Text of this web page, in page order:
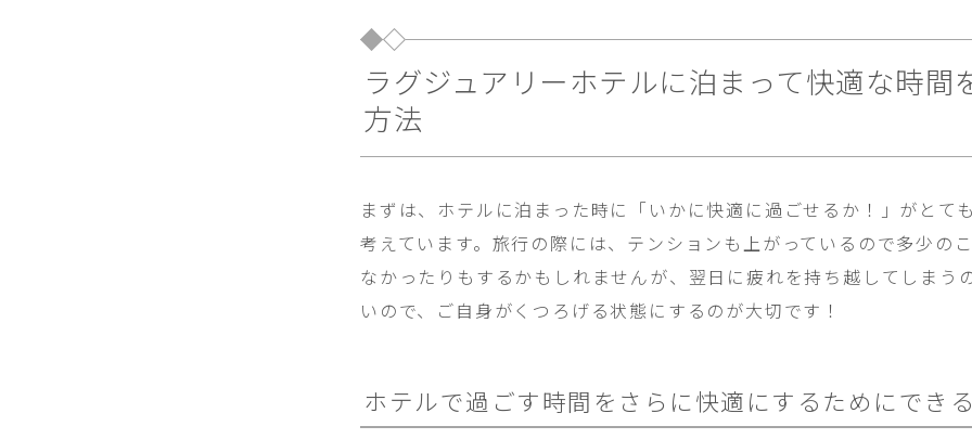
ラグジュアリーホテルに泊まって快適な時間
方法
まずは、ホテルに泊まった時に「いかに快適に過ごせるか！」がとて
考えています。旅行の際には、テンションも上がっているので多少の
なかったりもするかもしれませんが、翌日に疲れを持ち越してしまう
いので、ご自身がくつろげる状態にするのが大切です！
ホテルで過ごす時間をさらに快適にするためにでき